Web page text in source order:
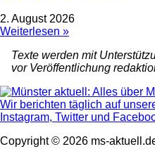
2. August 2026
Weiterlesen »
Texte werden mit
vor Veröffentlichung
Copyright © 2026 ms-